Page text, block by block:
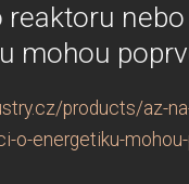
reaktoru
mohou
products/az-
o-energetiku-